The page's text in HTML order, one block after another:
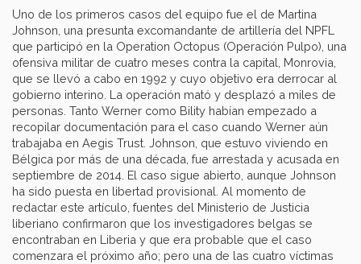
Uno de los primeros casos del equipo fue el de Martina
Johnson, una presunta excomandante de artillería del NPFL
que participó en la Operation Octopus (Operación Pulpo), una
ofensiva militar de cuatro meses contra la capital, Monrovia,
que se llevó a cabo en 1992 y cuyo objetivo era derrocar al
gobierno interino. La operación mató y desplazó a miles de
personas. Tanto Werner como Bility habían empezado a
recopilar documentación para el caso cuando Werner aún
trabajaba en Aegis Trust. Johnson, que estuvo viviendo en
Bélgica por más de una década, fue arrestada y acusada en
septiembre de 2014. El caso sigue abierto, aunque Johnson
ha sido puesta en libertad provisional. Al momento de
redactar este artículo, fuentes del Ministerio de Justicia
liberiano confirmaron que los investigadores belgas se
encontraban en Liberia y que era probable que el caso
comenzara el próximo año; pero una de las cuatro víctimas